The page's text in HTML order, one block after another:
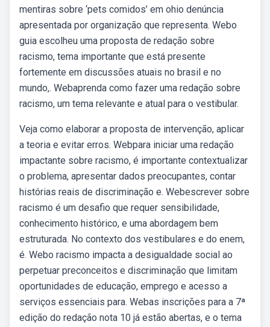
mentiras sobre ‘pets comidos’ em ohio denúncia
apresentada por organização que representa. Webo
guia escolheu uma proposta de redação sobre
racismo, tema importante que está presente
fortemente em discussões atuais no brasil e no
mundo,. Webaprenda como fazer uma redação sobre
racismo, um tema relevante e atual para o vestibular.
Veja como elaborar a proposta de intervenção, aplicar
a teoria e evitar erros. Webpara iniciar uma redação
impactante sobre racismo, é importante contextualizar
o problema, apresentar dados preocupantes, contar
histórias reais de discriminação e. Webescrever sobre
racismo é um desafio que requer sensibilidade,
conhecimento histórico, e uma abordagem bem
estruturada. No contexto dos vestibulares e do enem,
é. Webo racismo impacta a desigualdade social ao
perpetuar preconceitos e discriminação que limitam
oportunidades de educação, emprego e acesso a
serviços essenciais para. Webas inscrições para a 7ª
edição do redação nota 10 já estão abertas, e o tema